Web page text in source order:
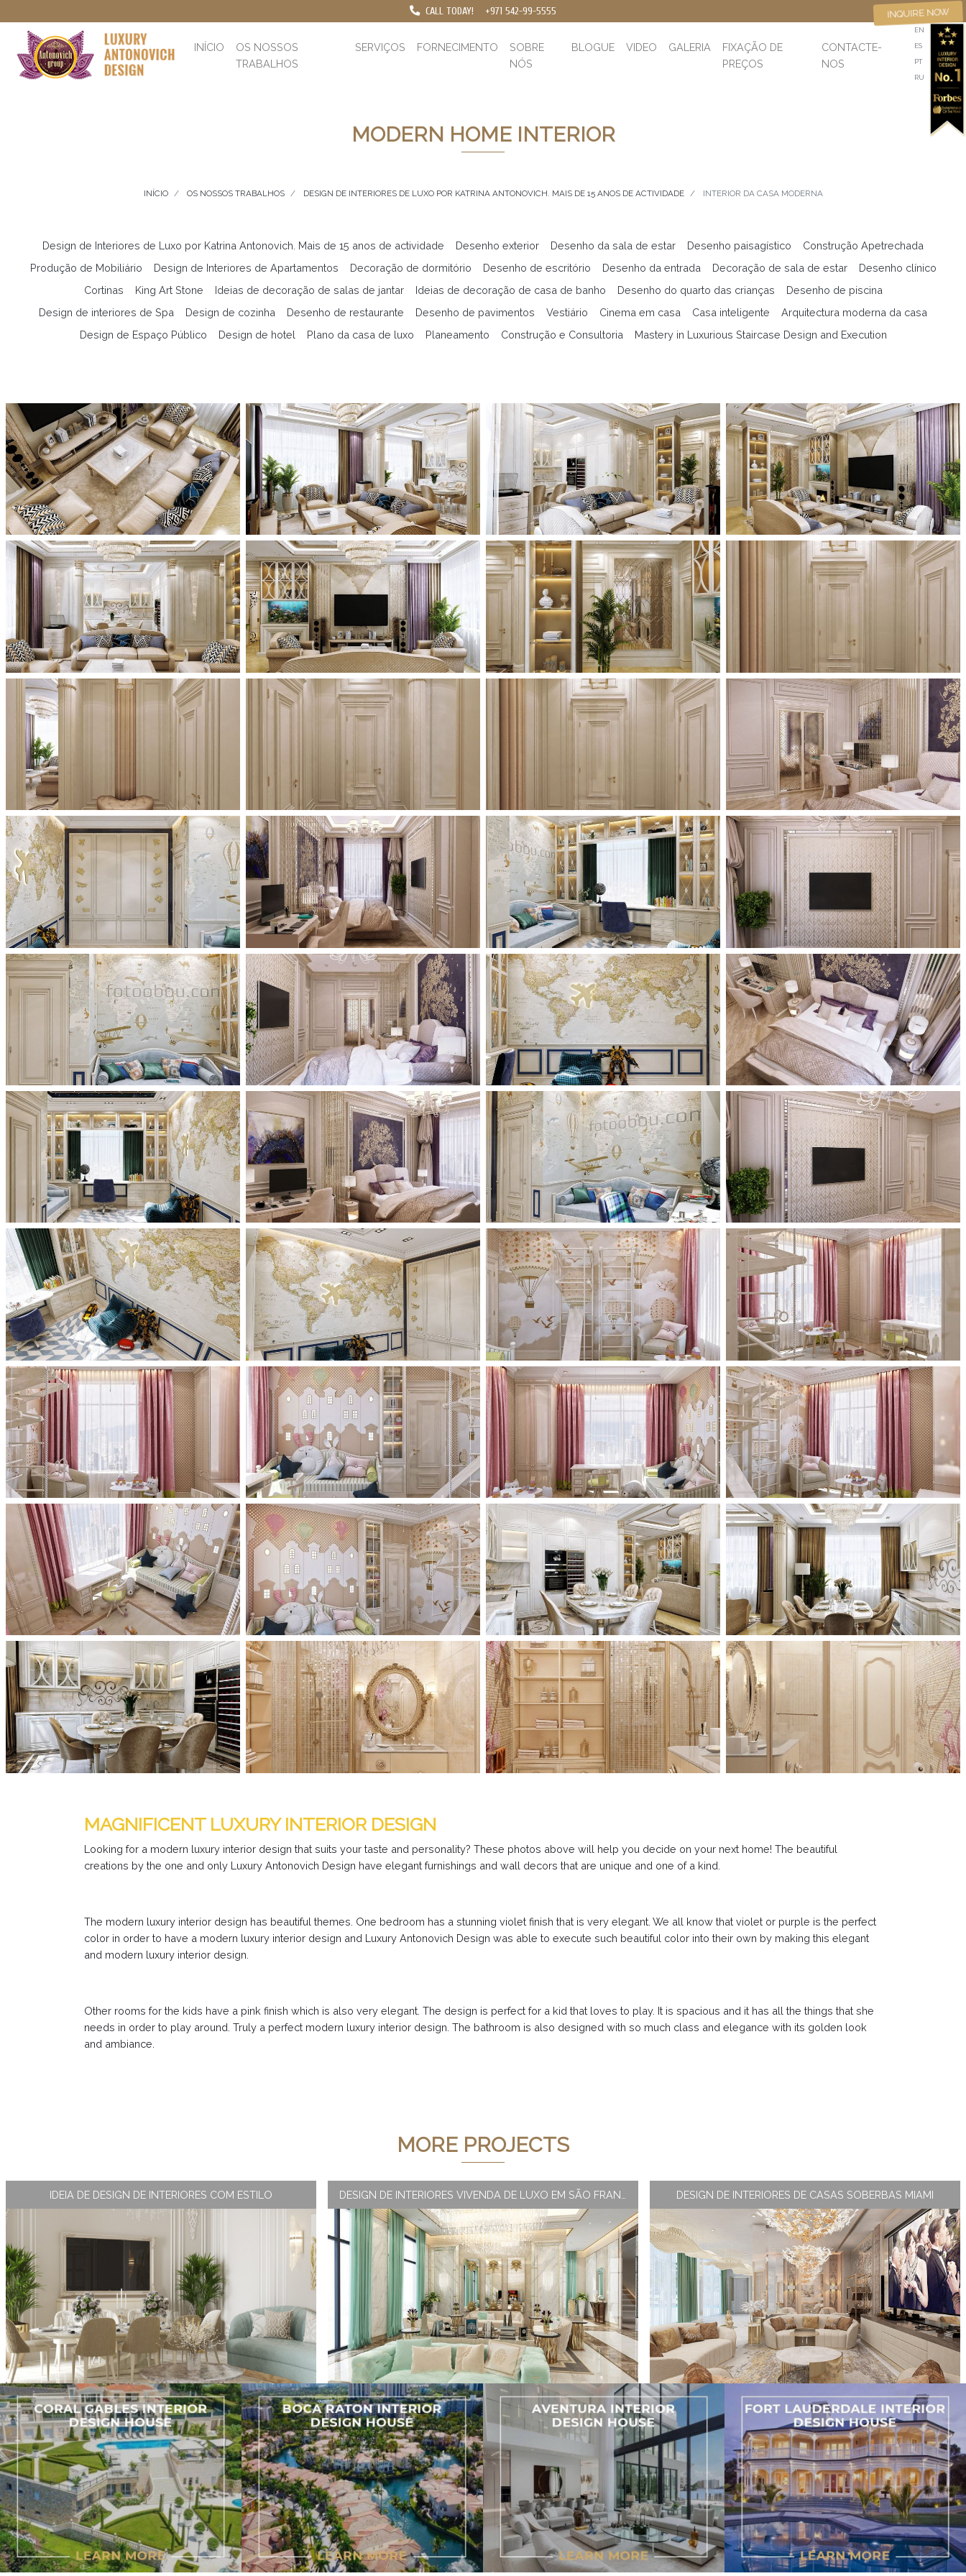
CALL TODAY! +971 542-99-5555
INÍCIO
OS NOSSOS
TRABALHOS
SERVIÇOS FORNECIMENTO
SOBRE
NÓS
BLOGUE VIDEO GALERIA
FIXAÇÃO DE
PREÇOS
CONTACTE-
NOS
EN
ES
PT
RU
INQUIRE NOW
MODERN HOME INTERIOR
INÍCIO OS NOSSOS TRABALHOS DESIGN DE INTERIORES DE LUXO POR KATRINA ANTONOVICH. MAIS DE 15 ANOS DE ACTIVIDADE INTERIOR DA CASA MODERNA
Design de Interiores de Luxo por Katrina Antonovich. Mais de 15 anos de actividade Desenho exterior Desenho da sala de estar Desenho paisagístico
Construção Apetrechada
Produção de Mobiliário
Design de Interiores de Apartamentos Decoração de dormitório Desenho de escritório Desenho da entrada Decoração de sala de estar
Desenho clínico
Cortinas
King Art Stone Ideias de decoração de salas de jantar Ideias de decoração de casa de banho Desenho do quarto das crianças
Desenho de piscina
Design de interiores de Spa
Design de cozinha Desenho de restaurante Desenho de pavimentos Vestiário Cinema em casa Casa inteligente
Arquitectura moderna da casa
Design de Espaço Público
Design de hotel Plano da casa de luxo Planeamento Construção e Consultoria Mastery in Luxurious Staircase Design and Execution
MAGNIFICENT LUXURY INTERIOR DESIGN
Looking for a modern luxury interior design that suits your taste and personality? These photos above will help you decide on your next home! The beautiful
creations by the one and only Luxury Antonovich Design have elegant furnishings and wall decors that are unique and one of a kind.
The modern luxury interior design has beautiful themes. One bedroom has a stunning violet finish that is very elegant. We all know that violet or purple is the perfect
color in order to have a modern luxury interior design and Luxury Antonovich Design was able to execute such beautiful color into their own by making this elegant
and modern luxury interior design.
Other rooms for the kids have a pink finish which is also very elegant. The design is perfect for a kid that loves to play. It is spacious and it has all the things that she
needs in order to play around. Truly a perfect modern luxury interior design. The bathroom is also designed with so much class and elegance with its golden look
and ambiance.
MORE PROJECTS
IDEIA DE DESIGN DE INTERIORES COM ESTILO DESIGN DE INTERIORES DE CASAS SOBERBAS MIAMI